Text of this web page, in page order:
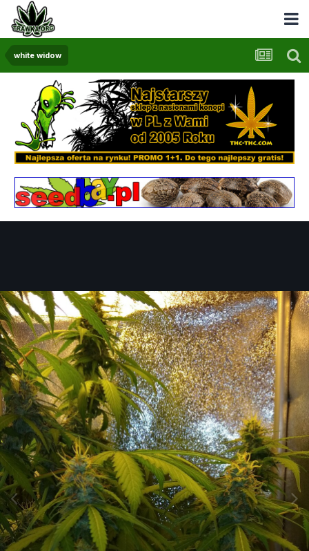
white widow